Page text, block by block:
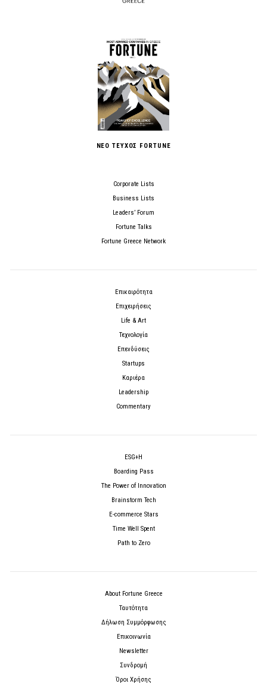
ΝΕΟ ΤΕΥΧΟΣ FORTUNE
Corporate Lists
Business Lists
Leaders’ Forum
Fortune Talks
Fortune Greece Network
Επικαιρότητα
Επιχειρήσεις
Life & Art
Τεχνολογία
Επενδύσεις
Startups
Καριέρα
Leadership
Commentary
ESG+H
Boarding Pass
The Power of Innovation
Brainstorm Tech
E-commerce Stars
Time Well Spent
Path to Zero
About Fortune Greece
Ταυτότητα
Δήλωση Συμμόρφωσης
Επικοινωνία
Newsletter
Συνδρομή
Όροι Χρήσης